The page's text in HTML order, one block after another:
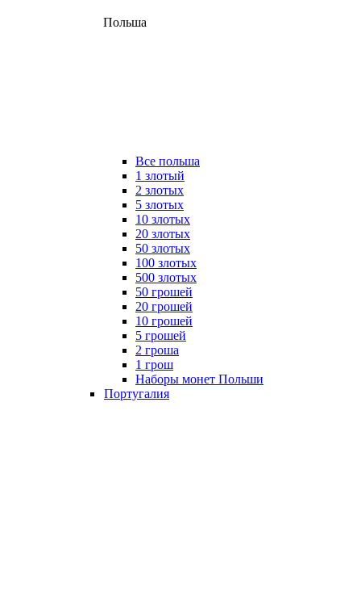
Польша
Все польша
1 злотый
2 злотых
5 злотых
10 злотых
20 злотых
50 злотых
100 злотых
500 злотых
50 грошей
20 грошей
10 грошей
5 грошей
2 гроша
1 грош
Наборы монет Польши
Португалия